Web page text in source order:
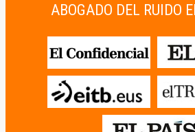
ABOGADO DEL RUIDO